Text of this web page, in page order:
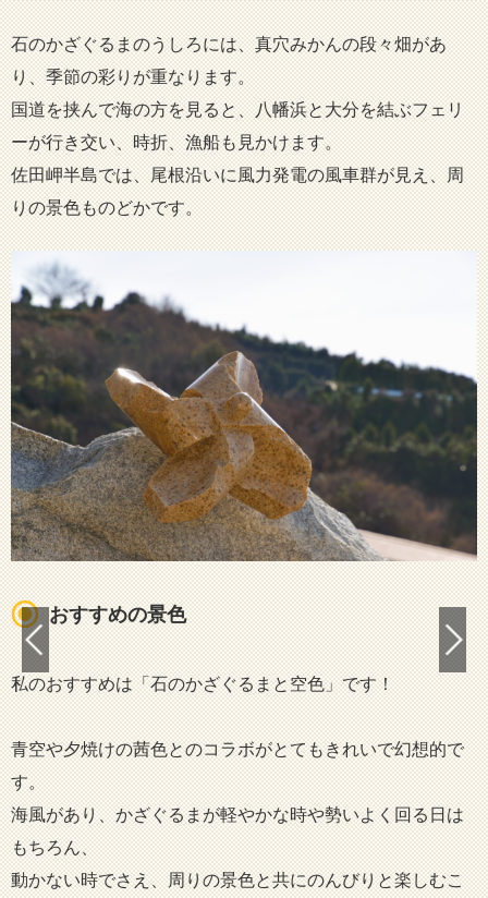
石のかざぐるまのうしろには、真穴みかんの段々畑があ
り、季節の彩りが重なります。
国道を挟んで海の方を見ると、八幡浜と大分を結ぶフェリ
ーが行き交い、時折、漁船も見かけます。
佐田岬半島では、尾根沿いに風力発電の風車群が見え、周
りの景色ものどかです。
おすすめの景色
私のおすすめは「石のかざぐるまと空色」です！
青空や夕焼けの茜色とのコラボがとてもきれいで幻想的で
す。
海風があり、かざぐるまが軽やかな時や勢いよく回る日は
もちろん、
動かない時でさえ、周りの景色と共にのんびりと楽しむこ